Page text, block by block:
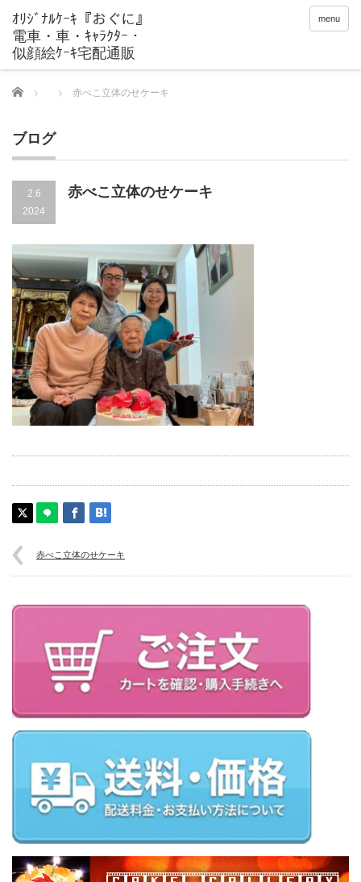
menu
Home 赤べこ立体のせケーキ
ブログ
2.6
2024
赤べこ立体のせケーキ
赤べこ立体のせケーキ